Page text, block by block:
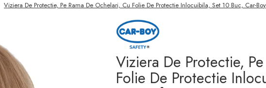
Viziera De Protectie, Pe Rama De Ochelari, Cu Folie De Protectie Inlocuibila, Set 10 Buc, Car-
Viziera De Protectie,
Folie De Protectie